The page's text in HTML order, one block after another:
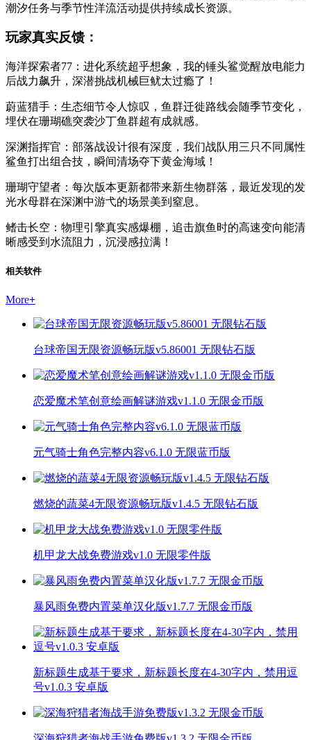
潮汐任务与季节性洋流活动提供持续成长资源。
玩家真实反馈：
海洋探索者77：进化系统超乎想象，我的锤头鲨觉醒放电能力
后战力飙升，深潜挑战机械巨鱿太过瘾了！
蔚蓝猎手：生态细节令人惊叹，鱼群迁徙路线会随季节变化，
埋伏在珊瑚礁突袭沙丁鱼群超有成就感。
深渊指挥官：部落战设计很有深度，我们战队用三只不同属性
鲨鱼打出组合技，瞬间清场夺下黄金海域！
珊瑚守望者：每次版本更新都带来新生物群落，最近发现的发
光水母群在深渊中游弋的场景美到窒息。
鳍击长空：物理引擎真实感爆棚，追击旗鱼时的高速变向能清
晰感受到水流阻力，沉浸感拉满！
相关软件
More+
台球帝国无限资源畅玩版v5.86001 无限钻石版
恋爱魔术笔创意绘画解谜游戏v1.1.0 无限金币版
元气骑士角色完整内容v6.1.0 无限蓝币版
燃烧的蔬菜4无限资源畅玩版v1.4.5 无限钻石版
机甲龙大战免费游戏v1.0 无限零件版
暴风雨免费内置菜单汉化版v1.7.7 无限金币版
新标题生成基于要求，新标题长度在4-30字内，禁用逗
号v1.0.3 安卓版